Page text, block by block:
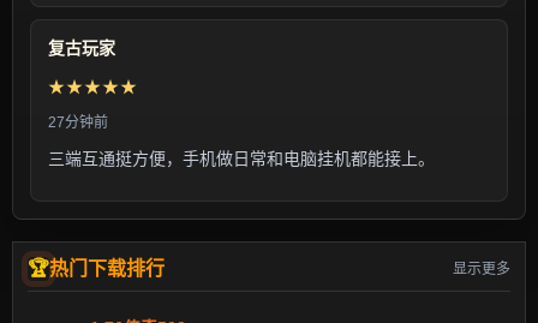
复古玩家
★★★★★
27分钟前
三端互通挺方便，手机做日常和电脑挂机都能接上。
热门下载排行 显示更多